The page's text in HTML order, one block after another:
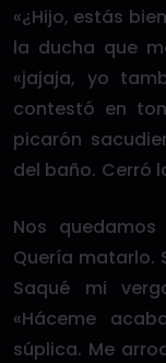
«¿Hijo, estás
la ducha que
«jajaja, yo
contestó en
picarón
del baño. Cerró
Nos
Quería matarlo.
Saqué mi
«Háceme
súplica. Me